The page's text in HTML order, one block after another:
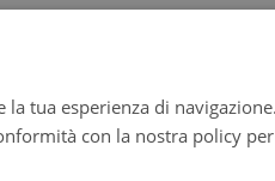
tua esperienza di
con la nostra policy